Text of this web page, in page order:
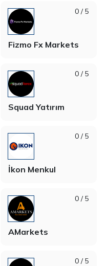
0 / 5
Fizmo Fx Markets
0 / 5
Squad Yatırım
0 / 5
İkon Menkul
0 / 5
AMarkets
0 / 5